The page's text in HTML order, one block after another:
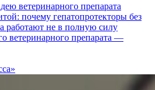
ветеринарного препарата
почему гепатопротекторы без
работают не в полную силу
ветеринарного препарата —